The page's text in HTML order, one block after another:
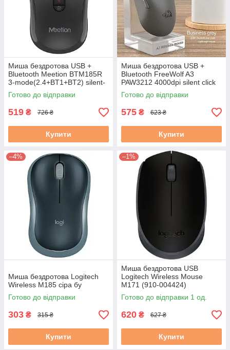
Миша бездротова USB +
Bluetooth Meetion BTM185R
3-mode(2.4+BT1+BT2) silent-
click 3200dpi 300mAh сіра
Готово до відправки
519 ₴ 726 ₴
Купити
Миша бездротова USB +
Bluetooth FreeWolf A3
PAW3212 4000dpi silent click
72g темно-сіра
Готово до відправки
575 ₴ 623 ₴
Купити
–4%
Миша бездротова Logitech
Wireless M185 сіра бу
Готово до відправки
303 ₴ 315 ₴
Купити
–1%
Миша бездротова USB
Logitech Wireless Mouse
M171 (910-004424)
чорна+сіра
Готово до відправки 1 од.
620 ₴ 627 ₴
Купити